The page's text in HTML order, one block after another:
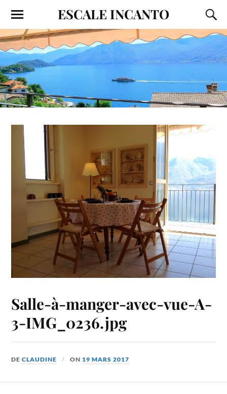
ESCALE INCANTO
Salle-à-manger-avec-vue-A-
3-IMG_0236.jpg
DECLAUDINE ON 19 MARS 2017